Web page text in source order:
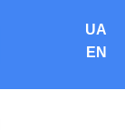
UA
EN